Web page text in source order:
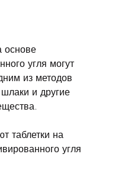
основе
угля могут
из методов
и другие
таблетки на
угля